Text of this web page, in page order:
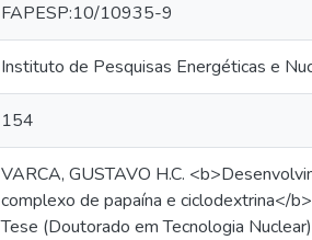
FAPESP:10/10935-9
Instituto de Pesquisas Energéticas e
154
VARCA, GUSTAVO H.C.
complexo de papaína e ciclodextrina</
Tese (Doutorado em Tecnologia